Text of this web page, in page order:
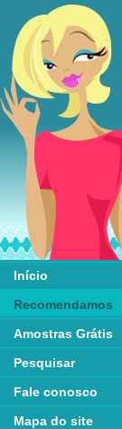
Início
Recomendamos
Amostras Grátis
Pesquisar
Fale conosco
Mapa do site